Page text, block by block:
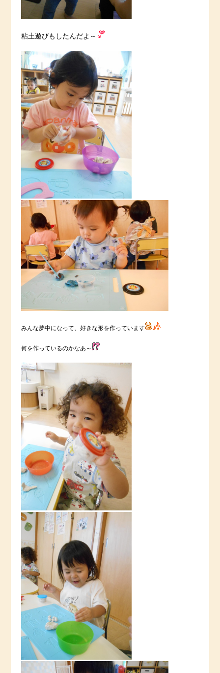
粘土遊びもしたんだよ～
みんな夢中になって、好きな形を作っています
何を作っているのかなあ～